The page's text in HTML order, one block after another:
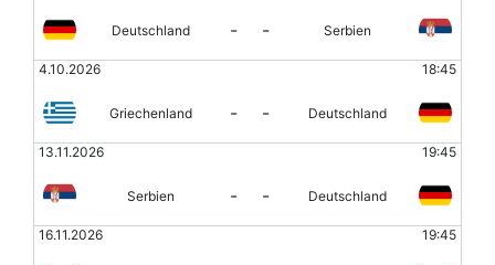
Deutschland - - Serbien
4.10.2026 18:45
Griechenland - - Deutschland
13.11.2026 19:45
Serbien - - Deutschland
16.11.2026 19:45